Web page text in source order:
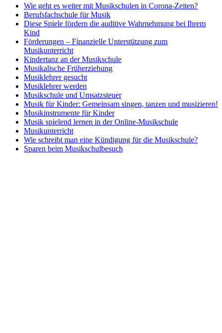
Wie geht es weiter mit Musikschulen in Corona-Zeiten?
Berufsfachschule für Musik
Diese Spiele fördern die auditive Wahrnehmung bei Ihrem
Kind
Förderungen – Finanzielle Unterstützung zum
Musikunterricht
Kindertanz an der Musikschule
Musikalische Früherziehung
Musiklehrer gesucht
Musiklehrer werden
Musikschule und Umsatzsteuer
Musik für Kinder: Gemeinsam singen, tanzen und musizieren!
Musikinstrumente für Kinder
Musik spielend lernen in der Online-Musikschule
Musikunterricht
Wie schreibt man eine Kündigung für die Musikschule?
Sparen beim Musikschulbesuch